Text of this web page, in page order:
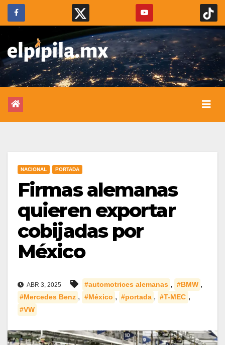
NACIONAL PORTADA
Firmas alemanas
quieren exportar
cobijadas por
México
ABR 3, 2025 #automotrices alemanas , #BMW ,
#Mercedes Benz , #México , #portada , #T-MEC ,
#VW